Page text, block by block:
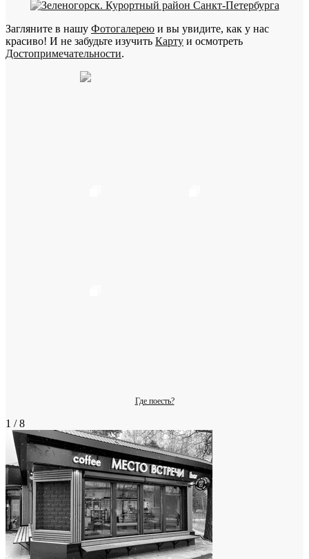
Загляните в нашу Фотогалерею и вы увидите, как у нас
красиво! И не забудьте изучить Карту и осмотреть
Достопримечательности.
Где поесть?
1 / 8